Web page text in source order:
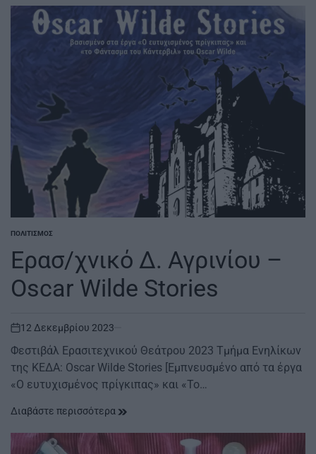
POSTED
ΠΟΛΙΤΙΣΜΌΣ
Ερασ/χνικό Δ. Αγρινίου –
Οscar Wilde Stories
on
12 Δεκεμβρίου 2023
Φεστιβάλ Ερασιτεχνικού Θεάτρου 2023 Τμήμα Ενηλίκων
της ΚΕΔΑ: Οscar Wilde Stories [Εμπνευσμένο από τα έργα
«Ο ευτυχισμένος πρίγκιπας» και «Το…
Διαβάστε περισσότερα